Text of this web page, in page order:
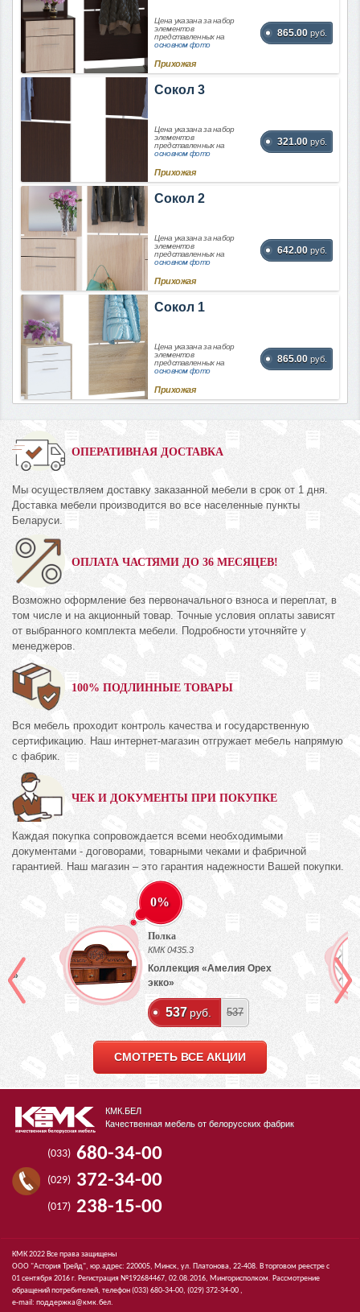
Цена указана за набор
элементов
представленных на
основном фото
865.00 руб.
Прихожая
Сокол 3
Цена указана за набор
элементов
представленных на
основном фото
321.00 руб.
Прихожая
Сокол 2
Цена указана за набор
элементов
представленных на
основном фото
642.00 руб.
Прихожая
Сокол 1
Цена указана за набор
элементов
представленных на
основном фото
865.00 руб.
Прихожая
ОПЕРАТИВНАЯ ДОСТАВКА
Мы осуществляем доставку заказанной мебели в срок от 1 дня.
Доставка мебели производится во все населенные пункты
Беларуси.
ОПЛАТА ЧАСТЯМИ ДО 36 МЕСЯЦЕВ!
Возможно оформление без первоначального взноса и переплат, в
том числе и на акционный товар. Точные условия оплаты зависят
от выбранного комплекта мебели. Подробности уточняйте у
менеджеров.
100% ПОДЛИННЫЕ ТОВАРЫ
Вся мебель проходит контроль качества и государственную
сертификацию. Наш интернет-магазин отгружает мебель напрямую
с фабрик.
ЧЕК И ДОКУМЕНТЫ ПРИ ПОКУПКЕ
Каждая покупка сопровождается всеми необходимыми
документами - договорами, товарными чеками и фабричной
гарантией. Наш магазин – это гарантия надежности Вашей покупки.
0%
Полка
КМК 0435.3
Коллекция «Амелия Орех
экко»
537 руб. 537
СМОТРЕТЬ ВСЕ АКЦИИ
КМК.БЕЛ
Качественная мебель от белорусских фабрик
(033) 680-34-00
(029) 372-34-00
(017) 238-15-00
КМК 2022 Все права защищены
ООО "Астория Трейд", юр.адрес: 220005, Минск, ул. Платонова, 22-408. В торговом реестре с
01 сентября 2016 г. Регистрация №192684467, 02.08.2016, Мингорисполком. Рассмотрение
обращений потребителей, телефон(033)680-34-00, (029)372-34-00 ,
e-mail: поддержка@кмк.бел.